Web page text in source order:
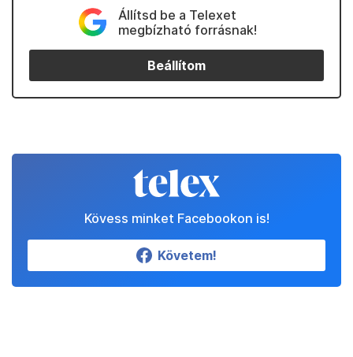
Állítsd be a Telexet
megbízható forrásnak!
Beállítom
Kövess minket Facebookon is!
Követem!